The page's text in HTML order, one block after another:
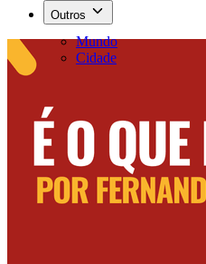
Outros
Mundo
Cidade